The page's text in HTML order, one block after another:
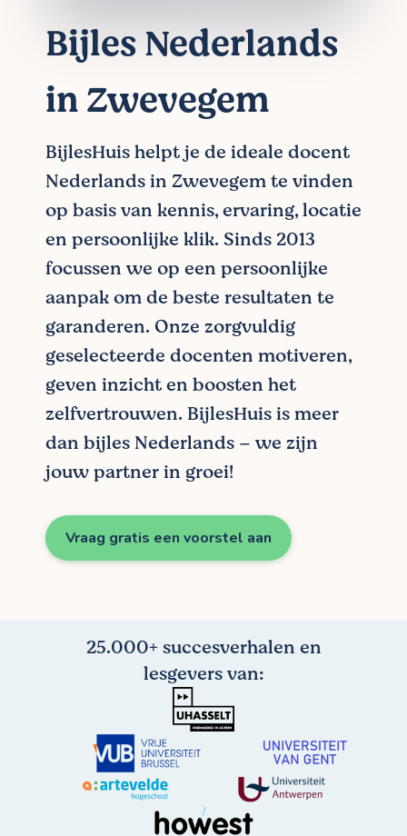
Bijles Nederlands
in Zwevegem
BijlesHuis helpt je de ideale docent
Nederlands in Zwevegem te vinden
op basis van kennis, ervaring, locatie
en persoonlijke klik. Sinds 2013
focussen we op een persoonlijke
aanpak om de beste resultaten te
garanderen. Onze zorgvuldig
geselecteerde docenten motiveren,
geven inzicht en boosten het
zelfvertrouwen. BijlesHuis is meer
dan bijles Nederlands – we zijn
jouw partner in groei!
Vraag gratis een voorstel aan
25.000+ succesverhalen en
lesgevers van: